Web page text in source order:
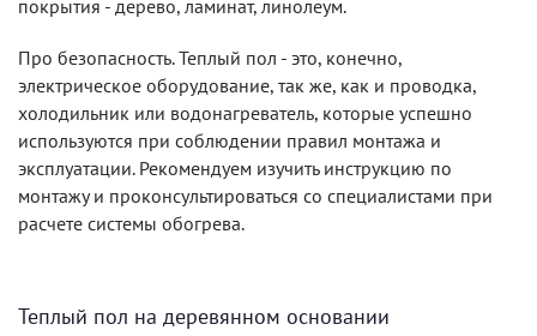
покрытия - дерево, ламинат, линолеум.
Про безопасность. Теплый пол - это, конечно,
электрическое оборудование, так же, как и проводка,
холодильник или водонагреватель, которые успешно
используются при соблюдении правил монтажа и
эксплуатации. Рекомендуем изучить инструкцию по
монтажу и проконсультироваться со специалистами при
расчете системы обогрева.
Теплый пол на деревянном основании